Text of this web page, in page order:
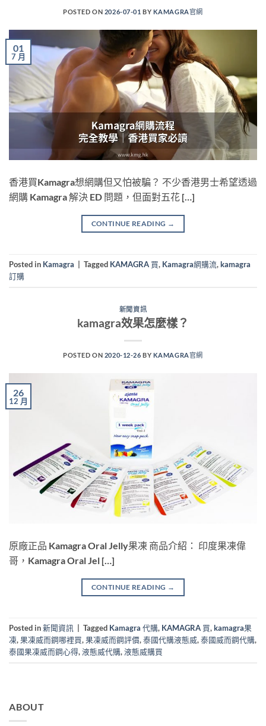
POSTED ON 2026-07-01 BY KAMAGRA官網
01
7 月
香港買Kamagra想網購但又怕被騙？ 不少香港男士希望透過
網購 Kamagra 解決 ED 問題，但面對五花 […]
CONTINUE READING →
Posted in Kamagra Tagged KAMAGRA 買, Kamagra網購流,kamagra
訂購
新聞資訊
kamagra效果怎麼樣？
POSTED ON 2020-12-26 BY KAMAGRA官網
26
12 月
原廠正品 Kamagra Oral Jelly果凍 商品介紹： 印度果凍偉
哥，Kamagra Oral Jel […]
CONTINUE READING →
Posted in新聞資訊 Tagged Kamagra 代購, KAMAGRA 買,kamagra果
凍,果凍威而鋼哪裡買,果凍威而鋼評價,泰國代購液態威,泰國威而鋼代購,
泰國果凍威而鋼心得,液態威代購,液態威購買
ABOUT